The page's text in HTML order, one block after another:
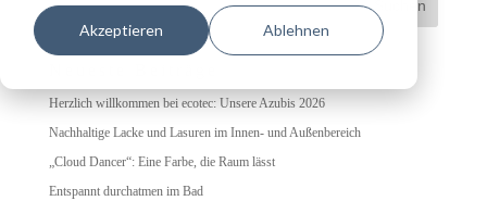
Akzeptieren Ablehnen
Herzlich willkommen bei ecotec: Unsere Azubis 2026
Nachhaltige Lacke und Lasuren im Innen- und Außenbereich
„Cloud Dancer“: Eine Farbe, die Raum lässt
Entspannt durchatmen im Bad